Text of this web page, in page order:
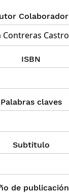
Colaborador
ISBN
Palabras claves
Subtitulo
de publicación